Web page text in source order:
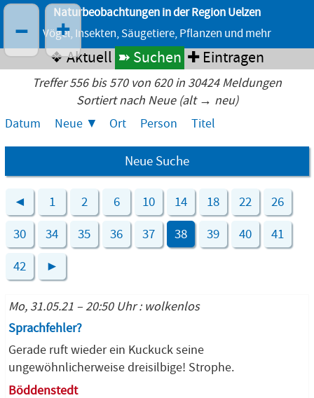
Naturbeobachtungen in der Region Uelzen
Vögel, Insekten, Säugetiere, Pflanzen und mehr
❖ Aktuell ➽ Suchen ✚ Eintragen
Treffer 556 bis 570 von 620 in 30424 Meldungen
Sortiert nach Neue (alt → neu)
Datum
Neue Ort Person Titel
Neue Suche
◄ 1 2 6 10 14 18 22 26
30 34 35 36 37 38 39 40 41
42 ►
Mo, 31.05.21 – 20:50 Uhr : wolkenlos
Sprachfehler?
Gerade ruft wieder ein Kuckuck seine
ungewöhnlicherweise dreisilbige! Strophe.
Böddenstedt
– +